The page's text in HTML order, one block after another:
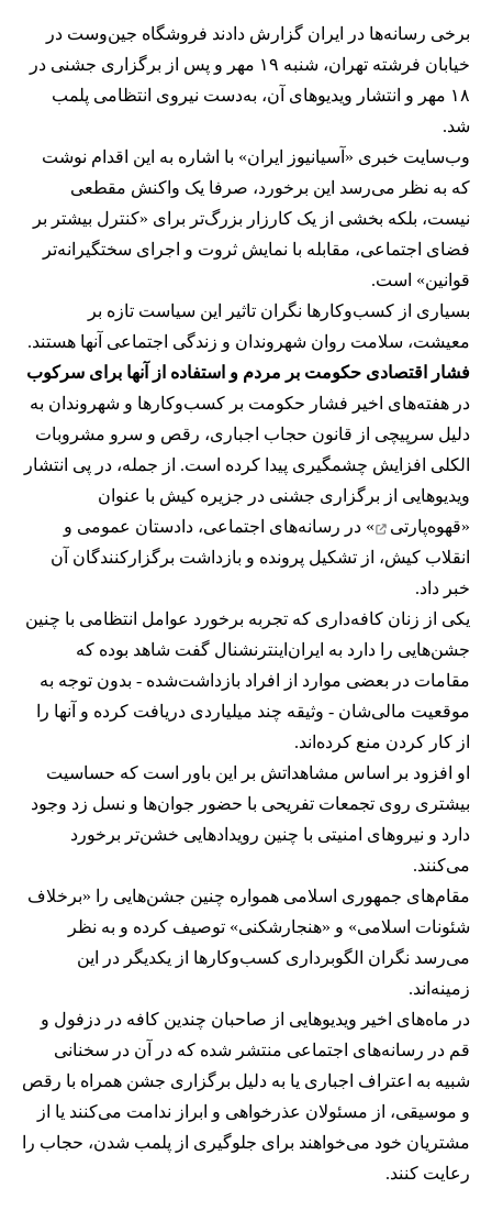
برخی رسانه‌ها در ایران گزارش دادند فروشگاه جین‌وست در
خیابان فرشته تهران، شنبه ۱۹ مهر و پس از برگزاری جشنی در
۱۸ مهر و انتشار ویدیوهای آن، به‌دست نیروی انتظامی پلمب
شد.
وب‌سایت خبری «آسیانیوز ایران» با اشاره به این اقدام نوشت
که به نظر می‌رسد این برخورد، صرفا یک واکنش مقطعی
نیست، بلکه بخشی از یک کارزار بزرگ‌تر برای «کنترل بیشتر بر
فضای اجتماعی، مقابله با نمایش ثروت و اجرای سختگیرانه‌تر
قوانین» است.
بسیاری از کسب‌وکارها نگران تاثیر این سیاست‌ تازه بر
معیشت، سلامت روان شهروندان و زندگی اجتماعی آنها هستند.
فشار اقتصادی حکومت بر مردم و استفاده از آنها برای سرکوب
در هفته‌های اخیر فشار حکومت بر کسب‌وکارها و شهروندان به
دلیل سرپیچی از قانون حجاب اجباری، رقص و سرو مشروبات
الکلی افزایش چشمگیری پیدا کرده است. از جمله، در پی انتشار
ویدیوهایی از برگزاری جشنی در جزیره کیش با عنوان
«قهوه‌پارتی
» در رسانه‌های اجتماعی، دادستان عمومی و
انقلاب کیش، از تشکیل پرونده و بازداشت برگزارکنندگان آن
خبر داد.
یکی از زنان کافه‌داری که تجربه برخورد عوامل انتظامی با چنین
جشن‌هایی را دارد به ایران‌اینترنشنال گفت شاهد بوده که
مقامات در بعضی موارد از افراد بازداشت‌‌شده - بدون توجه به
موقعیت مالی‌شان - وثیقه چند میلیاردی دریافت کرده و آنها را
از کار کردن منع کرده‌اند.
او افزود بر اساس مشاهداتش بر این باور است که حساسیت
بیشتری روی تجمعات تفریحی با حضور جوان‌ها و نسل زد وجود
دارد و نیروهای امنیتی با چنین رویدادهایی خشن‌تر برخورد
می‌کنند.
مقام‌های جمهوری اسلامی همواره چنین جشن‌هایی را «برخلاف
شئونات اسلامی» و «هنجارشکنی» توصیف کرده و به نظر
می‌رسد نگران الگوبرداری کسب‌وکارها از یکدیگر در این
زمینه‌اند.
در ماه‌های اخیر ویدیوهایی از صاحبان چندین کافه در دزفول و
قم در رسانه‌های اجتماعی منتشر شده که در آن در سخنانی
شبیه به اعتراف اجباری یا به دلیل برگزاری جشن همراه با رقص
و موسیقی، از مسئولان عذرخواهی و ابراز ندامت می‌کنند یا از
مشتریان خود می‌خواهند برای جلوگیری از پلمب شدن، حجاب را
رعایت کنند.